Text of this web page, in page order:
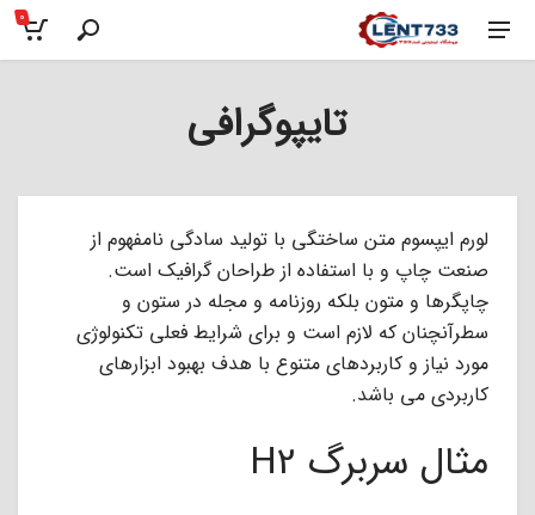
0
تایپوگرافی
لورم ایپسوم متن ساختگی با تولید سادگی نامفهوم از
صنعت چاپ و با استفاده از طراحان گرافیک است.
چاپگرها و متون بلکه روزنامه و مجله در ستون و
سطرآنچنان که لازم است و برای شرایط فعلی تکنولوژی
مورد نیاز و کاربردهای متنوع با هدف بهبود ابزارهای
کاربردی می باشد.
مثال سربرگ H2